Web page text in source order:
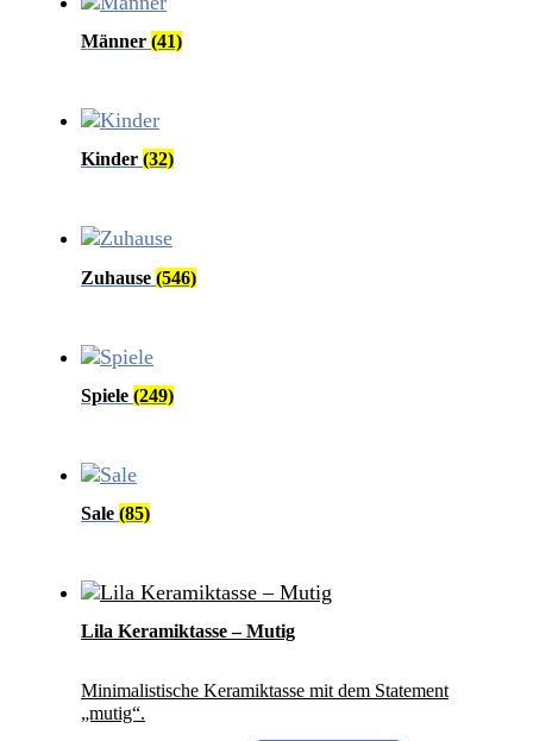
Männer (41)
Kinder (32)
Zuhause (546)
Spiele (249)
Sale (85)
ANDERS SCHENKEN
Lila Keramiktasse – Mutig
Minimalistische Keramiktasse mit dem Statement
„mutig“.